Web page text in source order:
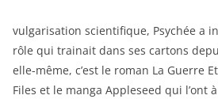
vulgarisation scientifique, Psychée a
rôle qui trainait dans ses cartons
elle-même, c’est le roman La Guerre
Files et le manga Appleseed qui l’ont